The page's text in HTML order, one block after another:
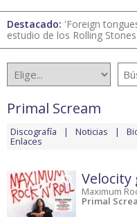
Destacado: 'Foreign
estudio de los Rolling Stones
Primal Scream
Discografía Noticias
Enlaces
Velocity
Maximum
Primal